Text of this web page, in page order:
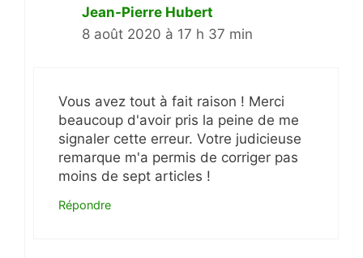
Jean-Pierre Hubert
8 août 2020 à 17 h 37 min
Vous avez tout à fait raison ! Merci
beaucoup d'avoir pris la peine de me
signaler cette erreur. Votre judicieuse
remarque m'a permis de corriger pas
moins de sept articles !
Répondre